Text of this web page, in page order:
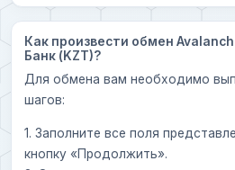
Как произвести обмен
Банк (KZT)?
Для обмена вам необходимо
шагов:
1. Заполните все поля
кнопку «Продолжить».